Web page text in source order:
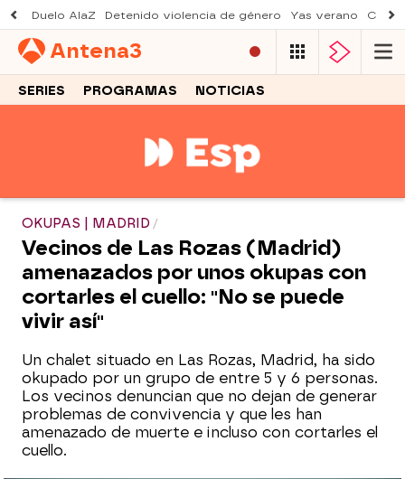
Duelo AlaZ Detenido violencia de género Yas verano
Antena3
SERIES PROGRAMAS NOTICIAS
OKUPAS | MADRID
Vecinos de Las Rozas (Madrid)
amenazados por unos okupas con
cortarles el cuello: "No se puede
vivir así"
Un chalet situado en Las Rozas, Madrid, ha sido
okupado por un grupo de entre 5 y 6 personas.
Los vecinos denuncian que no dejan de generar
problemas de convivencia y que les han
amenazado de muerte e incluso con cortarles el
cuello.